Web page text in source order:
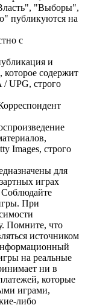
"Выборы",
публикуются на
с
и
которое содержит
UPG, строго
Images, строго
для
играх
Соблюдайте
При
Помните, что
источником
на реальные
ни в
которые
играми,
либо